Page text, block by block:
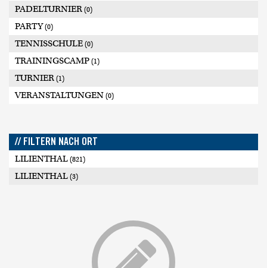
PADELTURNIER (0)
PARTY(0)
TENNISSCHULE (0)
TRAININGSCAMP (1)
TURNIER (1)
VERANSTALTUNGEN (0)
// FILTERN NACH ORT
LILIENTHAL (821)
LILIENTHAL (3)